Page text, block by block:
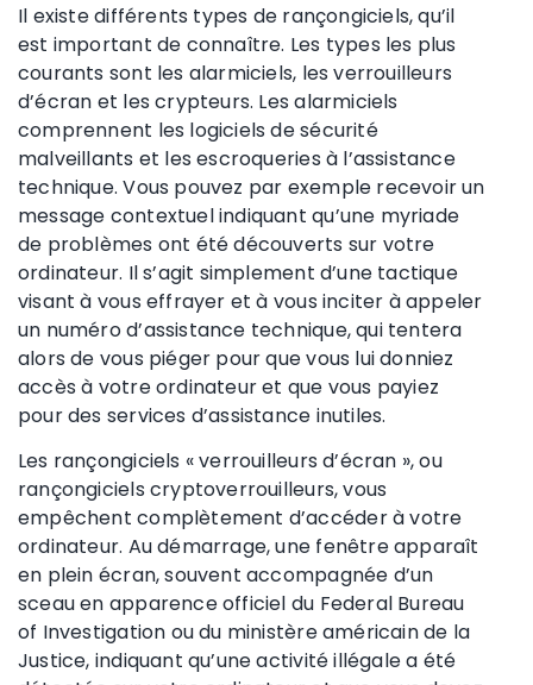
Il existe différents types de rançongiciels, qu’il
est important de connaître. Les types les plus
courants sont les alarmiciels, les verrouilleurs
d’écran et les crypteurs. Les alarmiciels
comprennent les logiciels de sécurité
malveillants et les escroqueries à l’assistance
technique. Vous pouvez par exemple recevoir un
message contextuel indiquant qu’une myriade
de problèmes ont été découverts sur votre
ordinateur. Il s’agit simplement d’une tactique
visant à vous effrayer et à vous inciter à appeler
un numéro d’assistance technique, qui tentera
alors de vous piéger pour que vous lui donniez
accès à votre ordinateur et que vous payiez
pour des services d’assistance inutiles.
Les rançongiciels « verrouilleurs d’écran », ou
rançongiciels cryptoverrouilleurs, vous
empêchent complètement d’accéder à votre
ordinateur. Au démarrage, une fenêtre apparaît
en plein écran, souvent accompagnée d’un
sceau en apparence officiel du Federal Bureau
of Investigation ou du ministère américain de la
Justice, indiquant qu’une activité illégale a été